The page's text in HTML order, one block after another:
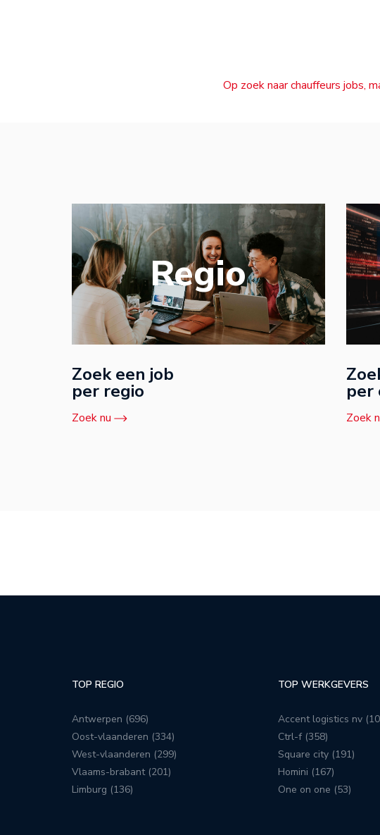
Op zoek naar chauffeurs jobs,
Regio
Zoek een job
per regio
Zoek nu
per
Zoek
TOP REGIO
Antwerpen (696)
Oost-vlaanderen (334)
West-vlaanderen (299)
Vlaams-brabant (201)
Limburg (136)
TOP WERKGEVERS
Accent logistics nv
Ctrl-f (358)
Square city (191)
Homini (167)
One on one (53)